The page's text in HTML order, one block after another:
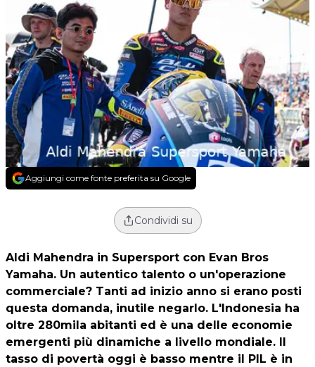
Aggiungi come fonte preferita su Google
Condividi su
Aldi Mahendra in Supersport con Evan Bros
Yamaha. Un autentico talento o un'operazione
commerciale? Tanti ad inizio anno si erano posti
questa domanda, inutile negarlo. L'Indonesia ha
oltre 280mila abitanti ed è una delle economie
emergenti più dinamiche a livello mondiale. Il
tasso di povertà oggi è basso mentre il PIL è in